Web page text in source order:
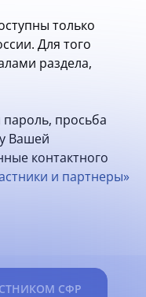
только
Для того
раздела,
просьба
Вашей
контактного
и партнеры»
СФР